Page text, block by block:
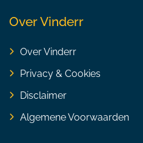
Over Vinderr
Over Vinderr
Privacy & Cookies
Disclaimer
Algemene Voorwaarden